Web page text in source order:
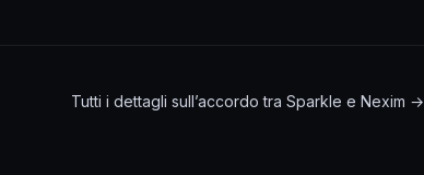
Tutti i dettagli sull’accordo tra Sparkle e Nexim →